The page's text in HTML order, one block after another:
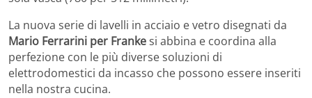
La nuova serie di lavelli in acciaio e vetro disegnati da
Mario Ferrarini per Frankesi abbina e coordina alla
perfezione con le più diverse soluzioni di
elettrodomestici da incasso che possono essere inseriti
nella nostra cucina.